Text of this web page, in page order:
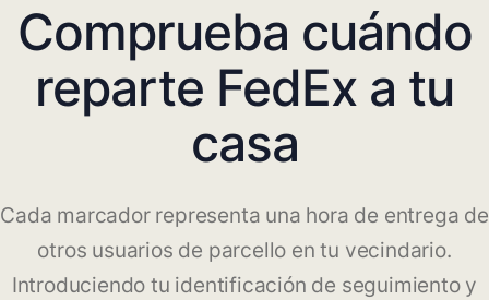
Comprueba cuándo
reparte FedEx a tu
casa
Cada marcador representa una hora de entrega de
otros usuarios de parcello en tu vecindario.
Introduciendo tu identificación de seguimiento y